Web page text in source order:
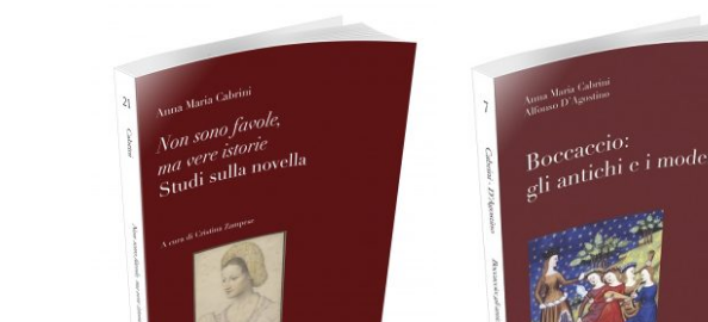
CartaceoeBook in PDF
0,00€ 28,00
CartaceoeBook in PDF
0,00€ 28,00